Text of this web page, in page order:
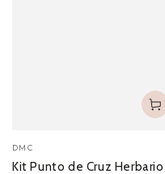
DMC
Kit Punto de Cruz Herbario